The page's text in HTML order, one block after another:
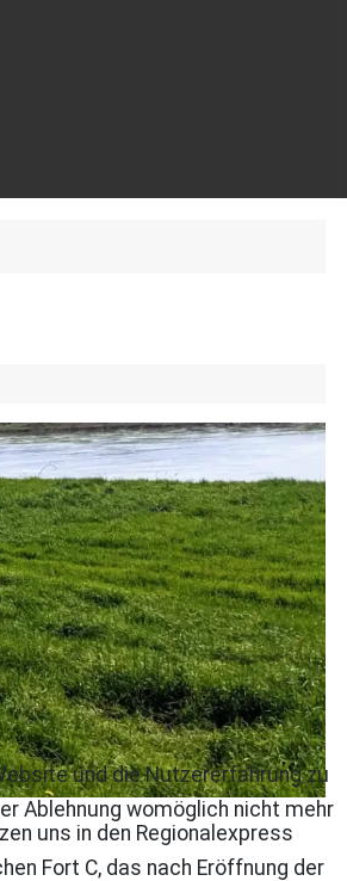
uns in den Regionalexpress
Fort C, das nach Eröffnung der
und die Nutzererfahrung zu
Ablehnung womöglich nicht mehr